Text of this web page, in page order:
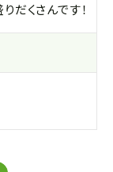
だくさんです！